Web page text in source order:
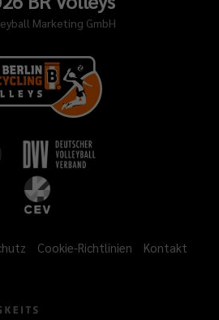
Marketing GmbH
Cookie-Richtlinien Kontakt